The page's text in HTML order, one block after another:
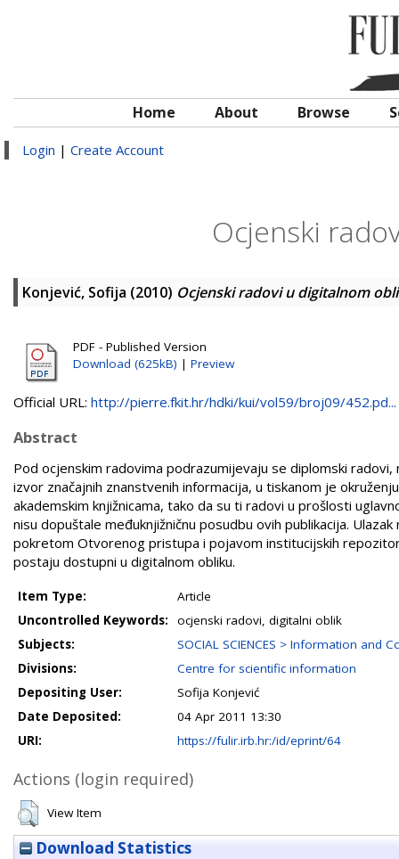
Home About Browse
Login | Create Account
Ocjenski
Konjević, Sofija (2010) Ocjenski radovi u digitalnom
PDF - Published Version
Download (625kB) | Preview
Official URL: http://pierre.fkit.hr/hdki/kui/vol59/broj09/452.pd...
Abstract
Pod ocjenskim radovima podrazumijevaju se diplomski
izvor značajnih znanstvenih informacija, u tiskanom je
akademskim knjižnicama, tako da su ti radovi u prošlosti
nisu dopuštale međuknjižničnu posudbu ovih publikacija.
pokretom Otvorenog pristupa i pojavom institucijskih
postaju dostupni u digitalnom obliku.
Item Type:
Article
Uncontrolled Keywords:
ocjenski radovi, digitalni oblik
Subjects:
SOCIAL SCIENCES > Information and
Divisions:
Centre for scientific information
Depositing User:
Sofija Konjević
Date Deposited:
04 Apr 2011 13:30
URI:
https://fulir.irb.hr:/id/eprint/64
Actions (login required)
View Item
Download Statistics